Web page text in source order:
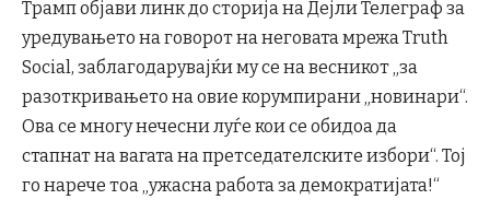
Трамп објави линк до сторија на Дејли Телеграф за
уредувањето на говорот на неговата мрежа Truth
Social, заблагодарувајќи му се на весникот „за
разоткривањето на овие корумпирани „новинари“.
Ова се многу нечесни луѓе кои се обидоа да
стапнат на вагата на претседателските избори“. Тој
го нарече тоа „ужасна работа за демократијата!“